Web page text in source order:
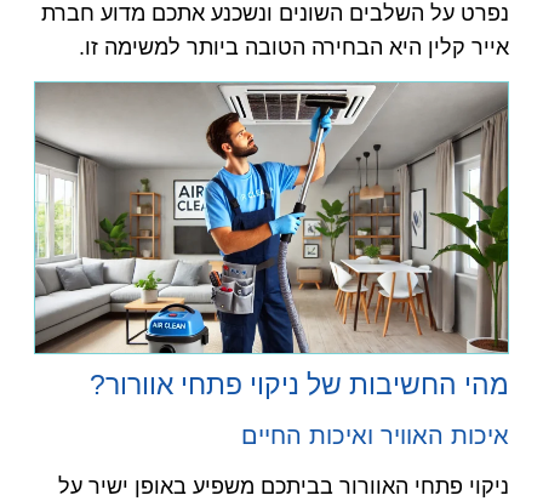
נפרט על השלבים השונים ונשכנע אתכם מדוע חברת
אייר קלין היא הבחירה הטובה ביותר למשימה זו.
מהי החשיבות של ניקוי פתחי אוורור?
איכות האוויר ואיכות החיים
ניקוי פתחי האוורור בביתכם משפיע באופן ישיר על